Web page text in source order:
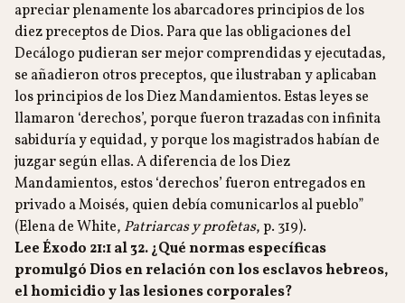
apreciar plenamente los abarcadores principios de los
diez preceptos de Dios. Para que las obligaciones del
Decálogo pudieran ser mejor comprendidas y ejecutadas,
se añadieron otros preceptos, que ilustraban y aplicaban
los principios de los Diez Mandamientos. Estas leyes se
llamaron ‘derechos’, porque fueron trazadas con infinita
sabiduría y equidad, y porque los magistrados habían de
juzgar según ellas. A diferencia de los Diez
Mandamientos, estos ‘derechos’ fueron entregados en
privado a Moisés, quien debía comunicarlos al pueblo”
(Elena de White, Patriarcas y profetas, p. 319).
Lee Éxodo 21:1 al 32. ¿Qué normas específicas
promulgó Dios en relación con los esclavos hebreos,
el homicidio y las lesiones corporales?